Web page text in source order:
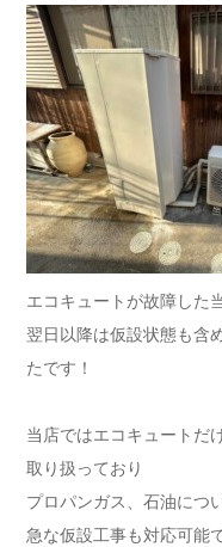
エコキュートが故障した
翌日以降は仮設状態も含
たです！
当店ではエコキュートだ
取り扱っており
プロパンガス、石油につ
急な仮設工事も対応可能